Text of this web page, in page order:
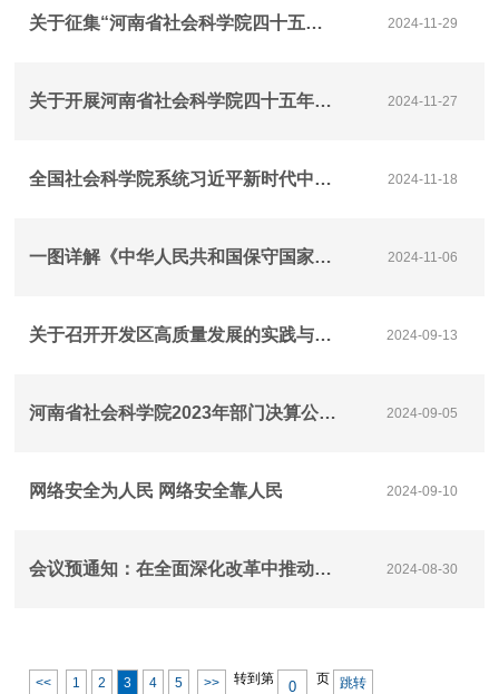
关于征集“河南省社会科学院四十五年高质量发展主题书画、摄影展”参展作品的通知 2024-11-29
关于开展河南省社会科学院四十五年高质量发展主题征文的通知 2024-11-27
全国社会科学院系统习近平新时代中国特色社会主义思想论坛(2024)征文通知 2024-11-18
一图详解《中华人民共和国保守国家秘密法实施条例》 2024-11-06
关于召开开发区高质量发展的实践与经验研讨会暨第32期江海论坛的通知 2024-09-13
河南省社会科学院2023年部门决算公开说明 2024-09-05
网络安全为人民 网络安全靠人民 2024-09-10
会议预通知：在全面深化改革中推动枢纽经济高质量发展暨第十七届中原智库论坛 2024-08-30
<< 1 2 3 4 5 >> 转到第 页 跳转